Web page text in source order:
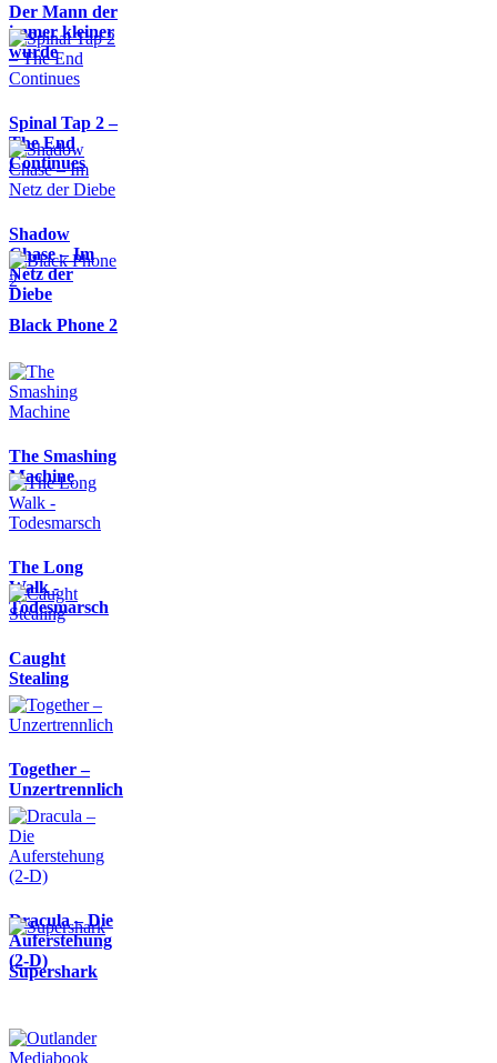
Der Mann der
immer kleiner
wurde
Spinal Tap 2 –
The End
Continues
Shadow
Chase – Im
Netz der
Diebe
Black Phone 2
The Smashing
Machine
The Long
Walk -
Todesmarsch
Caught
Stealing
Together –
Unzertrennlich
Dracula – Die
Auferstehung
(2-D)
Supershark